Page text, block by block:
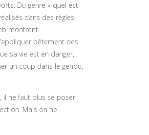
Du genre « quel est
dans des règles
montrent
bêtement des
sa vie est en danger,
un coup dans le genou,
il ne faut plus se poser
Mais on ne